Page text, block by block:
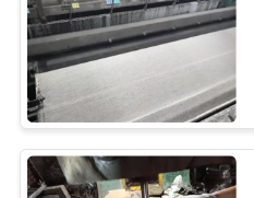
私
達
に
連